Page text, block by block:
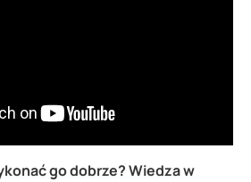
go dobrze? Wiedza w